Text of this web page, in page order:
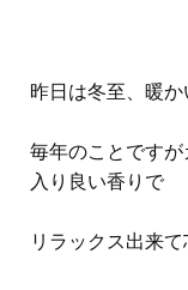
昨日は冬至、暖か
毎年のことです
入り良い香りで
リラックス出来て